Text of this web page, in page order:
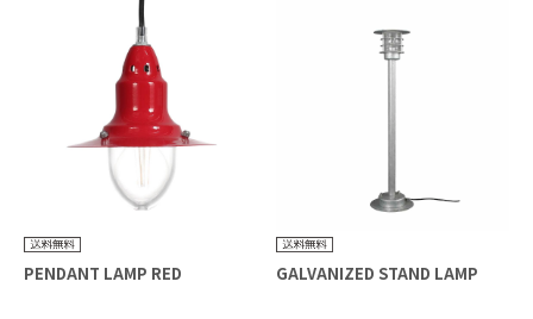
PENDANT LAMP RED GALVANIZED STAND LAMP